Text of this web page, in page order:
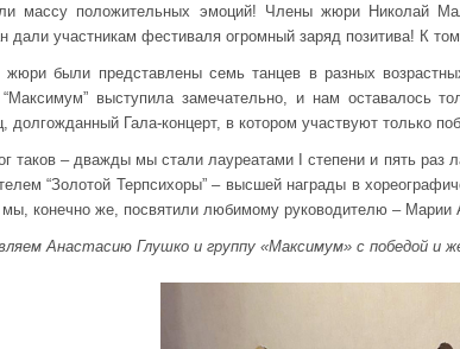
массу положительных эмоций! Члены жюри Николай
дали участникам фестиваля огромный заряд позитива! К
были представлены семь танцев в разных
“Максимум” выступила замечательно, и нам оставалось
долгожданный Гала-концерт, в котором участвуют только
таков – дважды мы стали лауреатами I степени и пять раз
“Золотой Терпсихоры” – высшей награды в
мы, конечно же, посвятили любимому руководителю – Марии
Анастасию Глушко и группу «Максимум» с победой и